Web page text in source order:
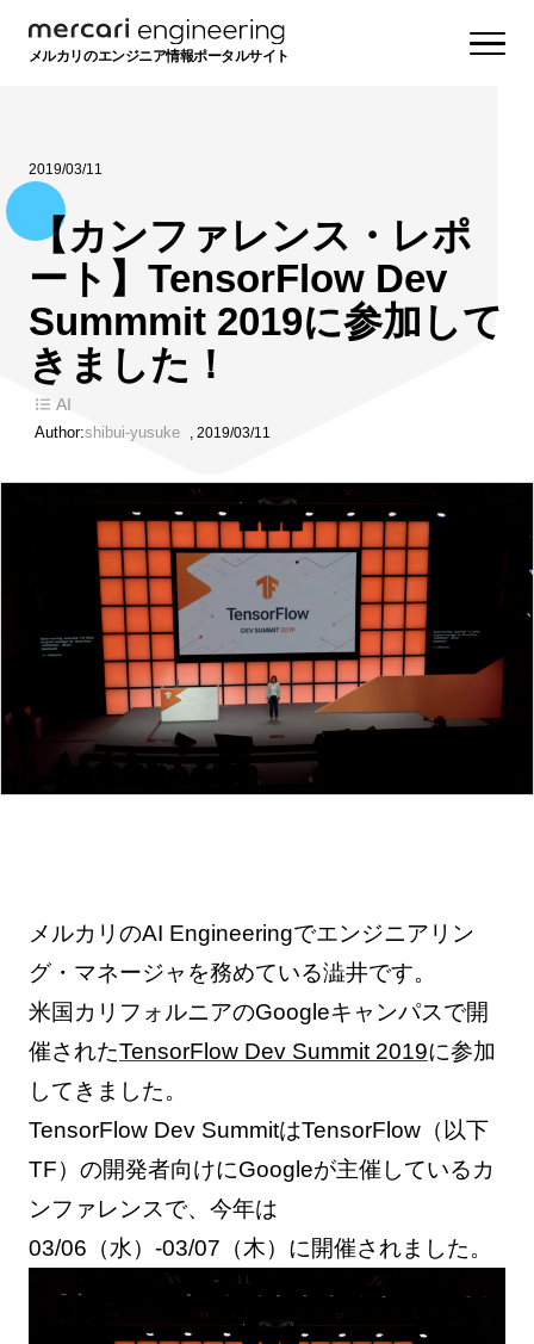
メルカリのエンジニア情報ポータルサイト
2019/03/11
【カンファレンス・レポ
ート】TensorFlow Dev
Summmit 2019に参加して
きました！
AI
Author:shibui-yusuke , 2019/03/11
メルカリのAI Engineeringでエンジニアリン
グ・マネージャを務めている澁井です。
米国カリフォルニアのGoogleキャンパスで開
催されたTensorFlow Dev Summit 2019に参加
してきました。
TensorFlow Dev SummitはTensorFlow（以下
TF）の開発者向けにGoogleが主催しているカ
ンファレンスで、今年は
03/06（水）-03/07（木）に開催されました。